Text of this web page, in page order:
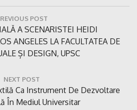
POST
A SCENARISTEI HEIDI
ANGELES LA FACULTATEA DE
ȘI DESIGN, UPSC
NEXT POST
Ca Instrument De Dezvoltare
În Mediul Universitar